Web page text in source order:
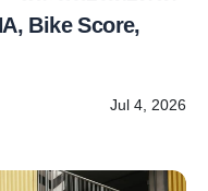
Bike Score,
Jul 4, 2026